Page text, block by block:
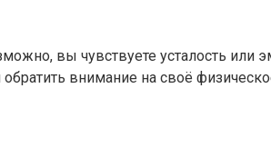
вы чувствуете усталость или
внимание на своё